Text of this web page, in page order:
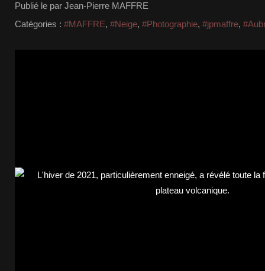
Publié le par Jean-Pierre MAFFRE
Catégories : #MAFFRE, #Neige, #Photographie, #jpmaffre,